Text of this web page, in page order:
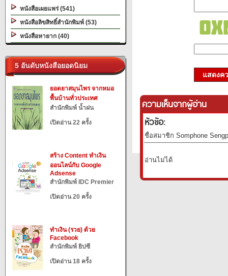
หนังสือเผยแพร่ (541)
หนังสือลิขสิทธิ์สำนักพิมพ์ (53)
หนังสือหายาก (40)
5 อันดับหนังสือยอดนิยม
ยอดยาสมุนไพร จากหมอ
พื้นบ้านทั่วประเทศ
สำนักพิมพ์ น้ำฝน
เปิดอ่าน 22 ครั้ง
สร้าง Content ทำเงิน
ออนไลน์กับ Google
Adsense
สำนักพิมพ์ IDC Premier
เปิดอ่าน 20 ครั้ง
ทำเงิน (รวย) ด้วย
Facebook
สำนักพิมพ์ ยิปซี
เปิดอ่าน 18 ครั้ง
แสดงค
ความเห็นจากผู้อ่าน
หัวข้อ:
ชื่อสมาชิก Somphone
อ่านไม่ได้